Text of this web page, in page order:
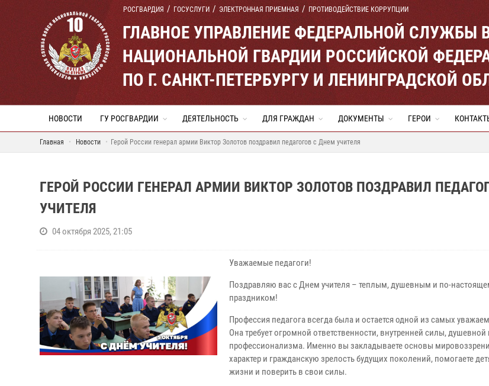
РОСГВАРДИЯ ГОСУСЛУГИ ЭЛЕКТРОННАЯ ПРИЕМНАЯ ПРОТИВОДЕЙСТВИЕ КОРРУПЦИИ
ГЛАВНОЕ УПРАВЛЕНИЕ ФЕДЕРАЛЬНОЙ СЛУЖБЫ
НАЦИОНАЛЬНОЙ ГВАРДИИ РОССИЙСКОЙ
ПО Г. САНКТ-ПЕТЕРБУРГУ И ЛЕНИНГРАДСКОЙ
НОВОСТИ ГУ РОСГВАРДИИ ДЕЯТЕЛЬНОСТЬ ДЛЯ ГРАЖДАН ДОКУМЕНТЫ ГЕРОИ
Главная Новости Герой России генерал армии Виктор Золотов поздравил педагогов с Днем учителя
ГЕРОЙ РОССИИ ГЕНЕРАЛ АРМИИ ВИКТОР ЗОЛОТОВ ПОЗДРАВИЛ
УЧИТЕЛЯ
04 октября 2025, 21:05
Уважаемые педагоги!
Поздравляю вас с Днем учителя – теплым, душевным и по-
праздником!
Профессия педагога всегда была и остается одной из самых
Она требует огромной ответственности, внутренней силы,
профессионализма. Именно вы закладываете основы
характер и гражданскую зрелость будущих поколений, помогаете
жизни и поверить в свои силы.